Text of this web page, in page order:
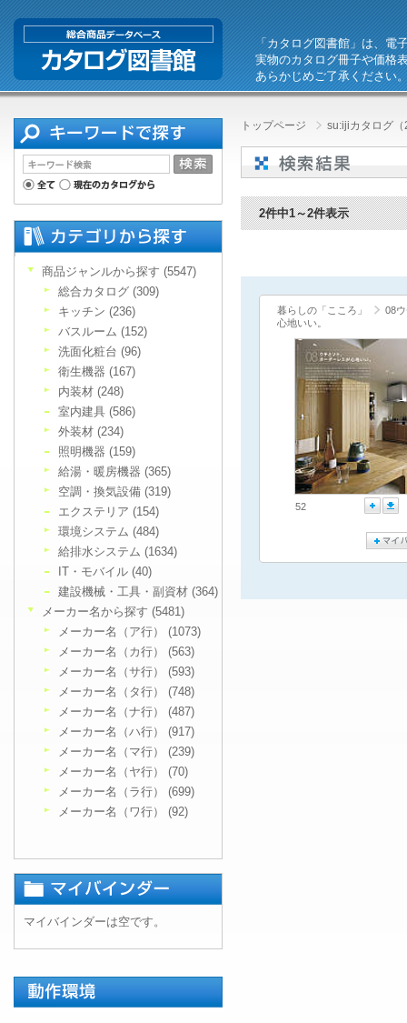
「カタログ図書館」は、電
実物のカタログ冊子や価格
あらかじめご了承ください
トップページ su:ijiカタログ
2件中1～2件表示
暮らしの「こころ」
08
心地いい。
52
商品ジャンルから探す (5547)
総合カタログ (309)
キッチン (236)
バスルーム (152)
洗面化粧台 (96)
衛生機器 (167)
内装材 (248)
室内建具 (586)
外装材 (234)
照明機器 (159)
給湯・暖房機器 (365)
空調・換気設備 (319)
エクステリア (154)
環境システム (484)
給排水システム (1634)
IT・モバイル (40)
建設機械・工具・副資材 (364)
メーカー名から探す (5481)
メーカー名（ア行） (1073)
メーカー名（カ行） (563)
メーカー名（サ行） (593)
メーカー名（タ行） (748)
メーカー名（ナ行） (487)
メーカー名（ハ行） (917)
メーカー名（マ行） (239)
メーカー名（ヤ行） (70)
メーカー名（ラ行） (699)
メーカー名（ワ行） (92)
マイバインダーは空です。